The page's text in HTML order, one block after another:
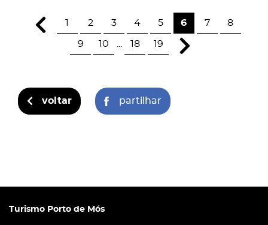
1 2 3 4 5 6 7 8
9 10 18 19
voltar partilhar
Turismo Porto de Mós